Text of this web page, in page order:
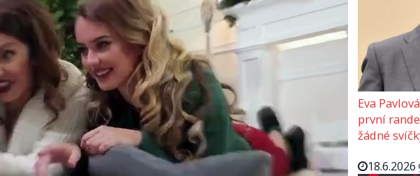
Eva
první
žádné
18.6.2026